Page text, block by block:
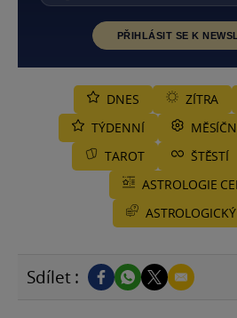
PŘIHLÁSIT SE K
DNES ZÍTRA
TÝDENNÍ
TAROT
ŠTĚSTÍ
ASTROLOGIE
Sdílet :